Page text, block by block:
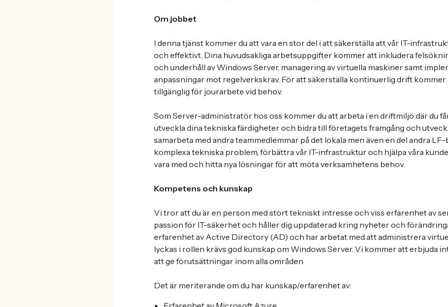
Om jobbet
I denna tjänst kommer du att vara en stor del i att säkerställa att vår IT-
och effektivt. Dina huvudsakliga arbetsuppgifter kommer att inkludera
och underhåll av Windows Server, managering av virtuella maskiner samt
anpassningar mot regelverkskrav. För att säkerställa kontinuerlig drift kommer
tillgänglig för jourarbete vid behov.
Som Server-administratör hos oss kommer du att arbeta i en driftmiljö där du
utveckla dina tekniska färdigheter och bidra till företagets framgång och
samarbeta med andra teammedlemmar på det lokala men även en del andra
komplexa tekniska problem, förbättra vår IT-infrastruktur och hjälpa våra
vara med och hitta nya lösningar för att möta verksamhetens behov.
Kompetens och kunskap
Vi tror att du är en person med stort tekniskt intresse och viss erfarenhet av
passion för IT-säkerhet och håller dig uppdaterad kring nyheter och
erfarenhet av Active Directory (AD) och har arbetat med att administrera
lyckas i rollen krävs god kunskap om Windows Server. Vi kommer att erbjuda
att ge förutsättningar inom alla områden
Det är meriterande om du har kunskap/erfarenhet av: